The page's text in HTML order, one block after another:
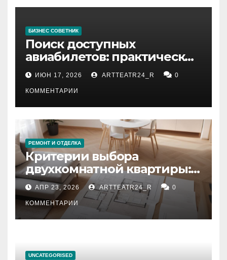
БИЗНЕС СОВЕТНИК
Поиск доступных
авиабилетов: практические
рекомендации
ИЮН 17, 2026 ARTTEATR24_R 0
КОММЕНТАРИИ
РЕМОНТ И ОТДЕЛКА
Критерии выбора
двухкомнатной квартиры:
планировка, площадь,
состояние и документация
АПР 23, 2026 ARTTEATR24_R 0
КОММЕНТАРИИ
UNCATEGORISED